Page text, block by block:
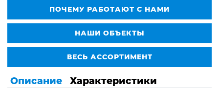
ПОЧЕМУ РАБОТАЮТ С НАМИ
НАШИ ОБЪЕКТЫ
ВЕСЬ АССОРТИМЕНТ
Описание Характеристики